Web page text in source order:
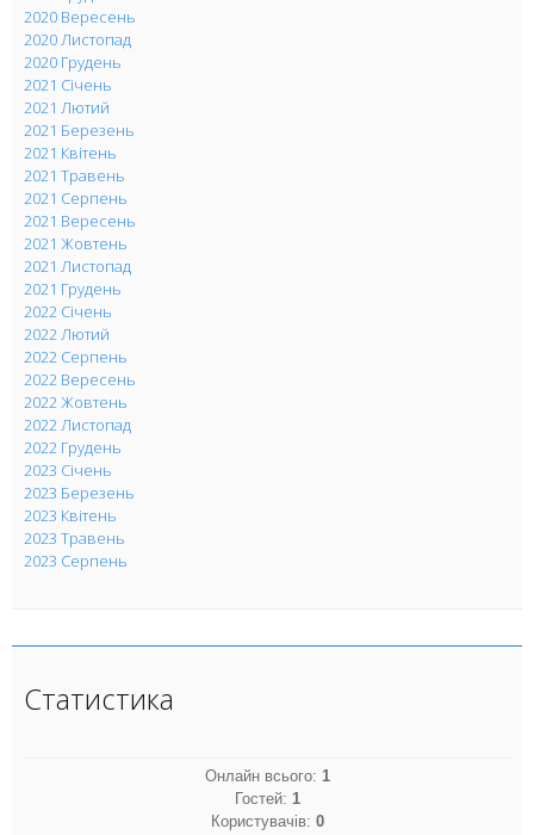
2020 Вересень
2020 Листопад
2020 Грудень
2021 Січень
2021 Лютий
2021 Березень
2021 Квітень
2021 Травень
2021 Серпень
2021 Вересень
2021 Жовтень
2021 Листопад
2021 Грудень
2022 Січень
2022 Лютий
2022 Серпень
2022 Вересень
2022 Жовтень
2022 Листопад
2022 Грудень
2023 Січень
2023 Березень
2023 Квітень
2023 Травень
2023 Серпень
Статистика
Онлайн всього: 1
Гостей: 1
Користувачів: 0